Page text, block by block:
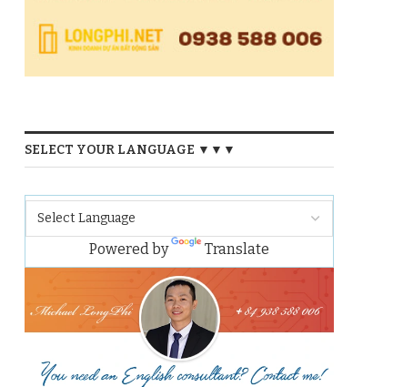
SELECT YOUR LANGUAGE ▼▼▼
Powered by Translate